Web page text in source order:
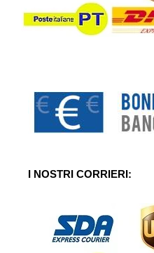
I NOSTRI CORRIERI: